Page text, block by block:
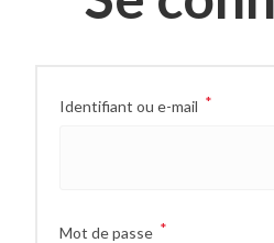
Identifiant ou e-mail *
Mot de passe *